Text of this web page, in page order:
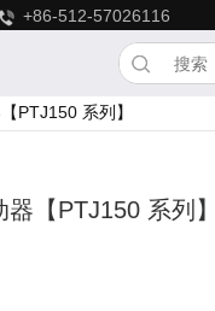
+86-512-57026116
PTJ150 系列】
【PTJ150 系列】